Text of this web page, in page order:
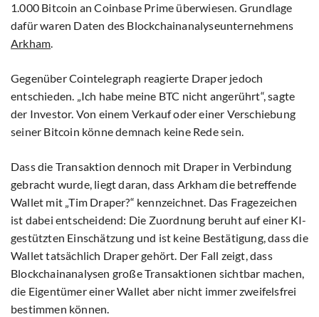
1.000 Bitcoin an Coinbase Prime überwiesen. Grundlage
dafür waren Daten des Blockchainanalyseunternehmens
Arkham.
Gegenüber Cointelegraph reagierte Draper jedoch
entschieden. „Ich habe meine BTC nicht angerührt“, sagte
der Investor. Von einem Verkauf oder einer Verschiebung
seiner Bitcoin könne demnach keine Rede sein.
Dass die Transaktion dennoch mit Draper in Verbindung
gebracht wurde, liegt daran, dass Arkham die betreffende
Wallet mit „Tim Draper?“ kennzeichnet. Das Fragezeichen
ist dabei entscheidend: Die Zuordnung beruht auf einer KI-
gestützten Einschätzung und ist keine Bestätigung, dass die
Wallet tatsächlich Draper gehört. Der Fall zeigt, dass
Blockchainanalysen große Transaktionen sichtbar machen,
die Eigentümer einer Wallet aber nicht immer zweifelsfrei
bestimmen können.